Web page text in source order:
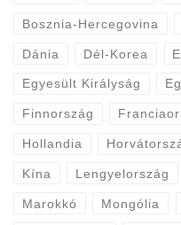
Bosznia-Hercegovina
Dánia Dél-Korea
Egyesült Királyság
Finnország
Hollandia
Kína Lengyelország
Marokkó Mongólia